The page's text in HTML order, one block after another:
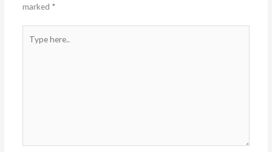
marked *
here..